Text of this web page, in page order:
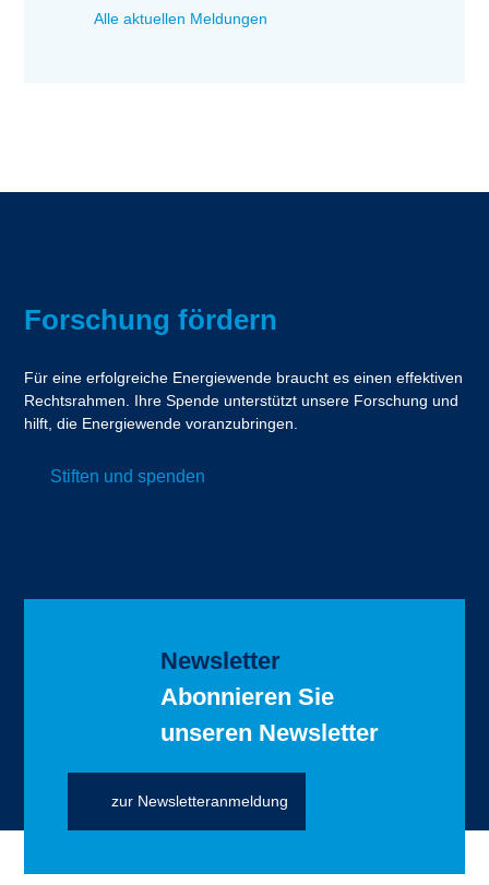
Alle aktuellen Meldungen
Forschung fördern
Für eine erfolgreiche Energiewende braucht es einen effektiven
Rechtsrahmen. Ihre Spende unterstützt unsere Forschung und
hilft, die Energiewende voranzubringen.
Stiften und spenden
Newsletter
Abonnieren Sie
unseren Newsletter
zur Newsletteranmeldung